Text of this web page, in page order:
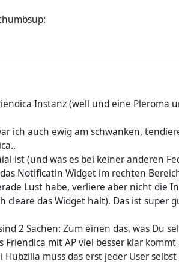
Instanz (well und eine Pleroma
ich auch ewig am schwanken,
ist (und was es bei keiner anderen
Notificatin Widget im rechten
Lust habe, verliere aber nicht die
cleare das Widget halt). Das ist super
2 Sachen: Zum einen das, was Du
mit AP viel besser klar kommt
muss das erst jeder User